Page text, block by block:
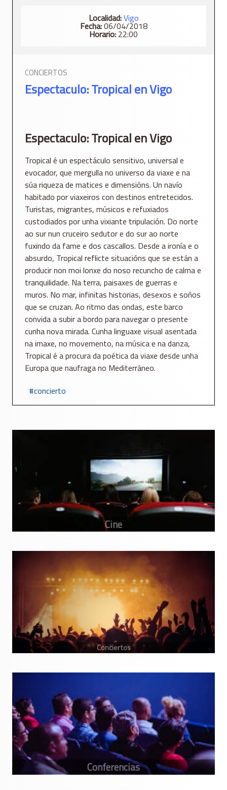
Localidad:Vigo
Fecha:06/04/2018
Horario: 22:00
CONCIERTOS
Espectaculo: Tropical en Vigo
Espectaculo: Tropical en Vigo
Tropical é un espectáculo sensitivo, universal e
evocador, que mergulla no universo da viaxe e na
súa riqueza de matices e dimensións. Un navío
habitado por viaxeiros con destinos entretecidos.
Turistas, migrantes, músicos e refuxiados
custodiados por unha vixiante tripulación. Do norte
ao sur nun cruceiro sedutor e do sur ao norte
fuxindo da fame e dos cascallos. Desde a ironía e o
absurdo, Tropical reflicte situacións que se están a
producir non moi lonxe do noso recuncho de calma e
tranquilidade. Na terra, paisaxes de guerras e
muros. No mar, infinitas historias, desexos e soños
que se cruzan. Ao ritmo das ondas, este barco
convida a subir a bordo para navegar o presente
cunha nova mirada. Cunha linguaxe visual asentada
na imaxe, no movemento, na música e na danza,
Tropical é a procura da poética da viaxe desde unha
Europa que naufraga no Mediterráneo.
concierto